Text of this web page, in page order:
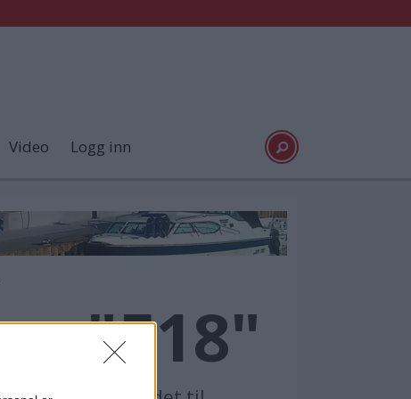
Video Logg inn
"E18"